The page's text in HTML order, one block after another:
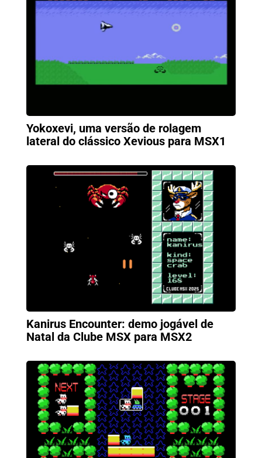
Yokoxevi, uma versão de rolagem
lateral do clássico Xevious para MSX1
Kanirus Encounter: demo jogável de
Natal da Clube MSX para MSX2